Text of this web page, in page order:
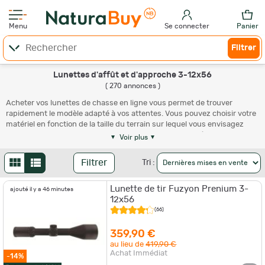
Menu Se connecter Panier
Filtrer
Lunettes d'affût et d'approche 3-12x56
( 270 annonces )
Acheter vos lunettes de chasse en ligne vous permet de trouver
rapidement le modèle adapté à vos attentes. Vous pouvez choisir votre
matériel en fonction de la taille du terrain sur lequel vous envisagez
d'exercer et suivant la taille de la cible. Quels autres critères de choix
Qu'est-ce qu'une lunette de chasse ?
Unelunette 3-12x56est généralement montée sur une arme à feu
afin d'améliorer ses capacités. Le système de visée installé a pour rôle
de remplacer le viseur que vous trouvez sur les armes classiques.
Utiliser la lunette de chasse adaptée à votre activité
se décline en divers modèles suivant la nature de
l'activité pratiquée. Les modèles varient selon leur grossissement
Voir plus
Filtrer Tri :
ajouté il y a 46 minutes
-14%
Lunette de tir Fuzyon Prenium 3-
12x56
(66)
359,90 €
au lieu de419,90 €
Achat Immédiat